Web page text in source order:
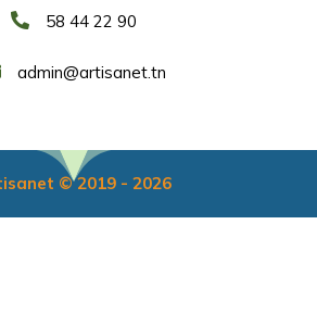
58 44 22 90
admin@artisanet.tn
© 2019 - 2026